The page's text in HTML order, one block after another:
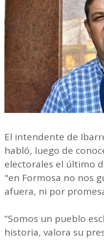
El intendente de
habló, luego de
electorales el último
"en Formosa no nos
afuera, ni por
“Somos un pueblo
historia, valora su